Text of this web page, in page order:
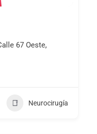
67 Oeste,
Neurocirugía